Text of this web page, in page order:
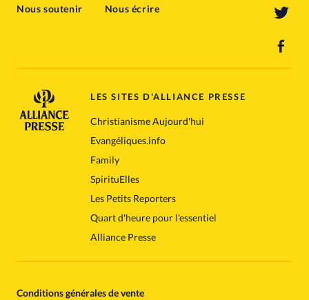
Nous soutenir Nous écrire
LES SITES D'ALLIANCE PRESSE
Christianisme Aujourd'hui
Evangéliques.info
Family
SpirituElles
Les Petits Reporters
Quart d'heure pour l'essentiel
Alliance Presse
Conditions générales de vente